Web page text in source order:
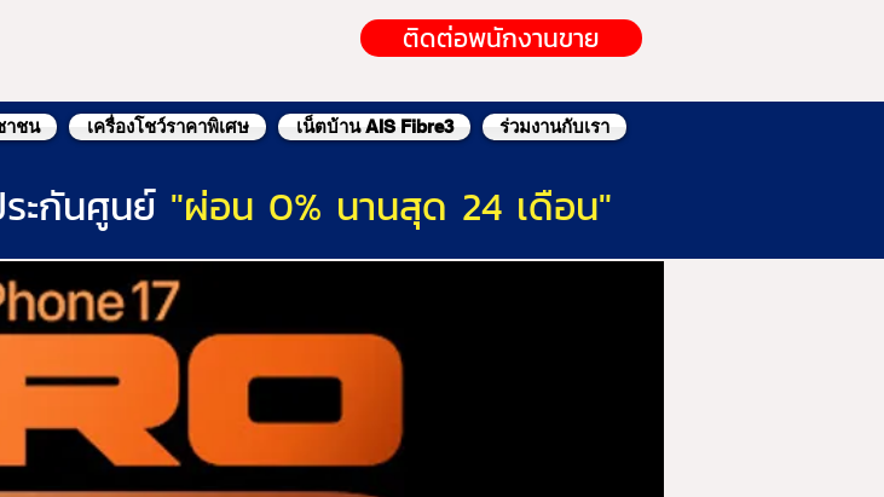
ติดต่อพนักงานขาย
าชน เครื่องโชว์ราคาพิเศษ เน็ตบ้าน AIS Fibre3 ร่วมงานกับเรา
ะกันศูนย์ "ผ่อน 0% นานสุด 24 เดือน"